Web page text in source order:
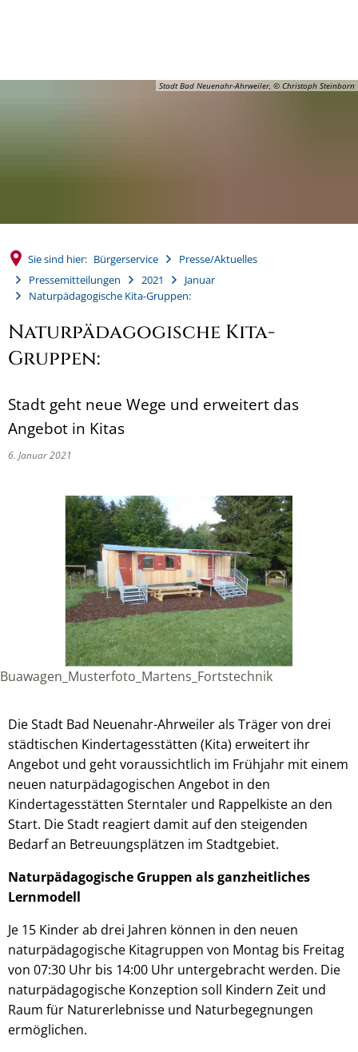
Stadt Bad Neuenahr-Ahrweiler, © Christoph Steinborn
Sie sind hier: Bürgerservice
Presse/Aktuelles
Pressemitteilungen
2021
Januar
Naturpädagogische Kita-Gruppen:
Naturpädagogische Kita-
Gruppen:
Stadt geht neue Wege und erweitert das
Angebot in Kitas
6. Januar 2021
Buawagen_Musterfoto_Martens_Fortstechnik
Die Stadt Bad Neuenahr-Ahrweiler als Träger von drei
städtischen Kindertagesstätten (Kita) erweitert ihr
Angebot und geht voraussichtlich im Frühjahr mit einem
neuen naturpädagogischen Angebot in den
Kindertagesstätten Sterntaler und Rappelkiste an den
Start. Die Stadt reagiert damit auf den steigenden
Bedarf an Betreuungsplätzen im Stadtgebiet.
Naturpädagogische Gruppen als ganzheitliches
Lernmodell
Je 15 Kinder ab drei Jahren können in den neuen
naturpädagogische Kitagruppen von Montag bis Freitag
von 07:30 Uhr bis 14:00 Uhr untergebracht werden. Die
naturpädagogische Konzeption soll Kindern Zeit und
Raum für Naturerlebnisse und Naturbegegnungen
ermöglichen.